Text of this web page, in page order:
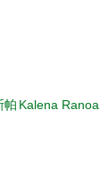
帕 Kalena Ranoa